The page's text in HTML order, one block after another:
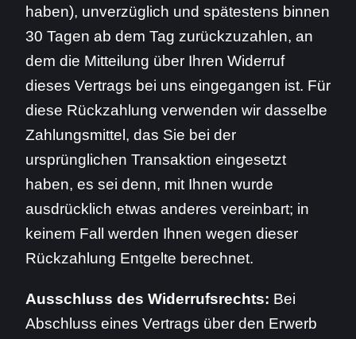
haben), unverzüglich und spätestens binnen
30 Tagen ab dem Tag zurückzuzahlen, an
dem die Mitteilung über Ihren Widerruf
dieses Vertrags bei uns eingegangen ist. Für
diese Rückzahlung verwenden wir dasselbe
Zahlungsmittel, das Sie bei der
ursprünglichen Transaktion eingesetzt
haben, es sei denn, mit Ihnen wurde
ausdrücklich etwas anderes vereinbart; in
keinem Fall werden Ihnen wegen dieser
Rückzahlung Entgelte berechnet.
Ausschluss des Widerrufsrechts: Bei
Abschluss eines Vertrags über den Erwerb